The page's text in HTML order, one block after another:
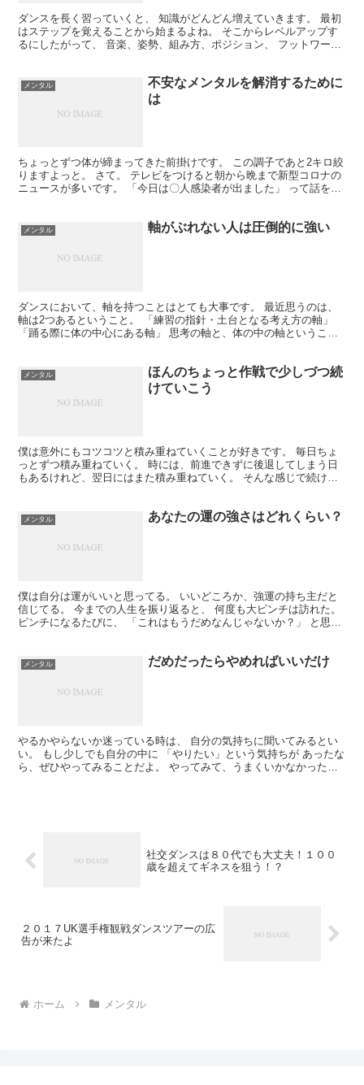
ダンスを長く習っていくと、 知識がどんどん増えていきます。 最初
はステップを覚えることから始まるよね。 そこからレベルアップす
るにしたがって、 音楽、姿勢、組み方、ポジション、 フットワー
メンタル
不安なメンタルを解消するために
は
ちょっとずつ体が締まってきた前掛けです。 この調子であと2キロ絞
りますよっと。 さて。 テレビをつけると朝から晩まで新型コロナの
ニュースが多いです。 「今日は〇人感染者が出ました」 って話を毎
メンタル 軸がぶれない人は圧倒的に強い
ダンスにおいて、軸を持つことはとても大事です。 最近思うのは、
軸は2つあるということ。 「練習の指針・土台となる考え方の軸」
「踊る際に体の中心にある軸」 思考の軸と、体の中の軸ということ
メンタル
ほんのちょっと作戦で少しづつ続
けていこう
僕は意外にもコツコツと積み重ねていくことが好きです。 毎日ちょ
っとずつ積み重ねていく。 時には、前進できずに後退してしまう日
もあるけれど、翌日にはまた積み重ねていく。 そんな感じで続けて
メンタル あなたの運の強さはどれくらい？
僕は自分は運がいいと思ってる。 いいどころか、強運の持ち主だと
信じてる。 今までの人生を振り返ると、 何度も大ピンチは訪れた。
ピンチになるたびに、 「これはもうだめなんじゃないか？」 と思う
メンタル だめだったらやめればいいだけ
やるかやらないか迷っている時は、 自分の気持ちに聞いてみるとい
い。 もし少しでも自分の中に 「やりたい」という気持ちが あったな
ら、ぜひやってみることだよ。 やってみて、うまくいかなかったら
社交ダンスは８０代でも大丈夫！１００
歳を超えてギネスを狙う！？
２０１７UK選手権観戦ダンスツアーの広
告が来たよ
ホーム メンタル